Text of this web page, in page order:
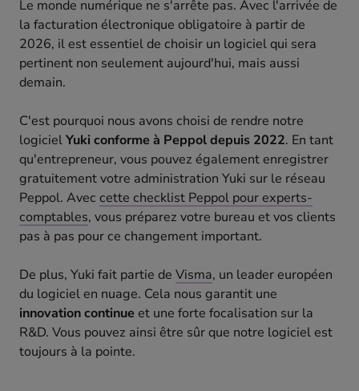
Le monde numérique ne s'arrête pas. Avec l'arrivée de
la facturation électronique obligatoire à partir de
2026, il est essentiel de choisir un logiciel qui sera
pertinent non seulement aujourd'hui, mais aussi
demain.
C'est pourquoi nous avons choisi de rendre notre
logicielYuki conforme à Peppol depuis 2022. En tant
qu'entrepreneur, vous pouvez également enregistrer
gratuitement votre administration Yuki sur le réseau
Peppol. Avec cette checklist Peppol pour experts-
comptables, vous préparez votre bureau et vos clients
pas à pas pour ce changement important.
De plus, Yuki fait partie de Visma, un leader européen
du logiciel en nuage. Cela nous garantit une
innovation continue et une forte focalisation sur la
R&D. Vous pouvez ainsi être sûr que notre logiciel est
toujours à la pointe.